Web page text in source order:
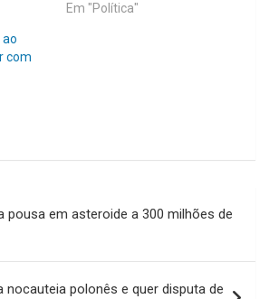
Em "Política"
ao
com
pousa em asteroide a 300 milhões de
nocauteia polonês e quer disputa de